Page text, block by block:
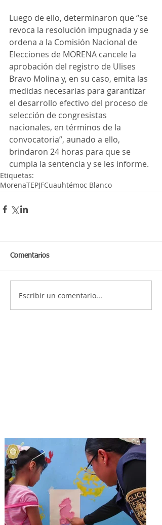
Luego de ello, determinaron que “se
revoca la resolución impugnada y se
ordena a la Comisión Nacional de
Elecciones de MORENA cancele la
aprobación del registro de Ulises
Bravo Molina y, en su caso, emita las
medidas necesarias para garantizar
el desarrollo efectivo del proceso de
selección de congresistas
nacionales, en términos de la
convocatoria”, aunado a ello,
brindaron 24 horas para que se
cumpla la sentencia y se les informe.
Etiquetas:
MorenaTEPJFCuauhtémoc Blanco
Comentarios
Escribir un comentario...